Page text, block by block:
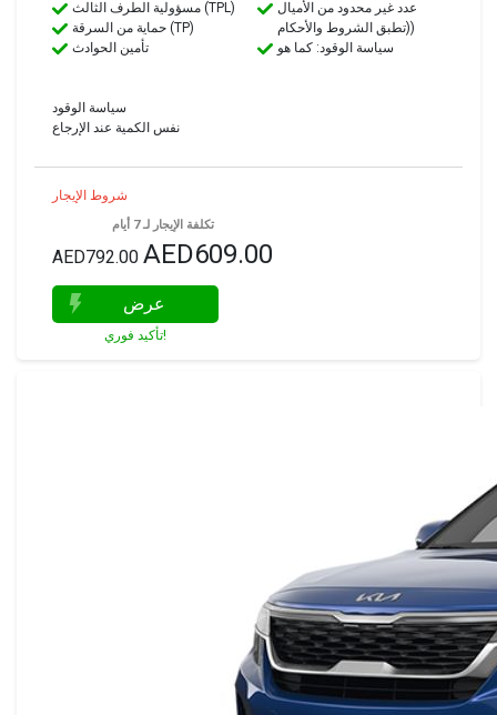
مسؤولية الطرف الثالث (TPL)
حماية من السرقة (TP)
تأمين الحوادث
عدد غير محدود من الأميال
(تطبق الشروط والأحكام)
سياسة الوقود: كما هو
سياسة الوقود
نفس الكمية عند الإرجاع
شروط الإيجار
تكلفة الإيجار لـ 7 أيام
AED792.00 AED609.00
عرض
تأكيد فوري!